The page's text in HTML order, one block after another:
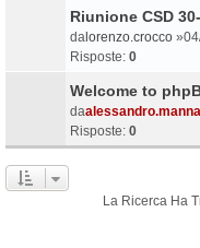
Riunione CSD
da lorenzo.crocco
Risposte: 0
Welcome to
daalessandro.manna
Risposte: 0
La Ricerca Ha